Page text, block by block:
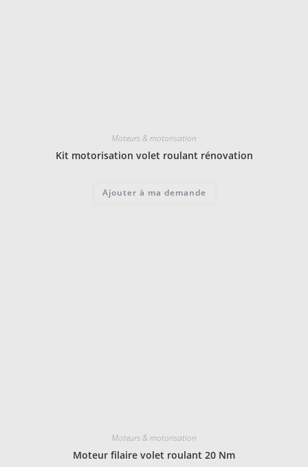
Moteurs & motorisation
Kit motorisation volet roulant rénovation
Ajouter à ma demande
Moteurs & motorisation
Moteur filaire volet roulant 20 Nm